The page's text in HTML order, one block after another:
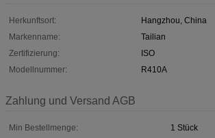
Herkunftsort:
Hangzhou, China
Markenname:
Tailian
Zertifizierung:
ISO
Modellnummer:
R410A
Zahlung und Versand AGB
Min Bestellmenge:
1 Stück